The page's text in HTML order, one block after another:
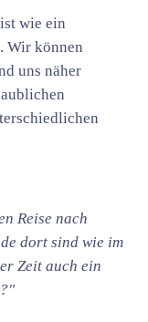
wie ein
Wir können
uns näher
Reise nach
dort sind wie im
Zeit auch ein